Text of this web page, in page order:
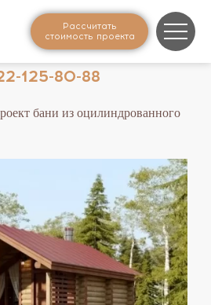
Рассчитать
стоимость проекта
125-80-88
бани из оцилиндрованного